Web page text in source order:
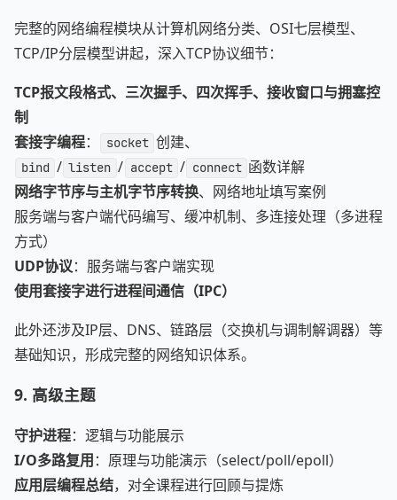
完整的网络编程模块从计算机网络分类、OSI七层模型、
TCP/IP分层模型讲起，深入TCP协议细节：
TCP报文段格式、三次握手、四次挥手、接收窗口与拥塞控
制
套接字编程： socket 创建、
bind / listen / accept / connect 函数详解
网络字节序与主机字节序转换、网络地址填写案例
服务端与客户端代码编写、缓冲机制、多连接处理（多进程
方式）
UDP协议：服务端与客户端实现
使用套接字进行进程间通信（IPC）
此外还涉及IP层、DNS、链路层（交换机与调制解调器）等
基础知识，形成完整的网络知识体系。
9. 高级主题
守护进程：逻辑与功能展示
I/O多路复用：原理与功能演示（select/poll/epoll）
应用层编程总结，对全课程进行回顾与提炼